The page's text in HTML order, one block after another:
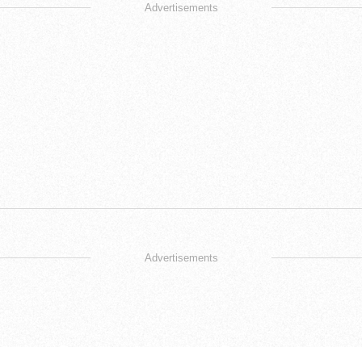
Advertisements
Advertisements